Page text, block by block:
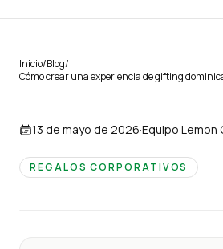
Inicio/Blog/
Cómo crear una experiencia de gifting
13 de mayo de 2026·Equipo Lemon
REGALOS CORPORATIVOS